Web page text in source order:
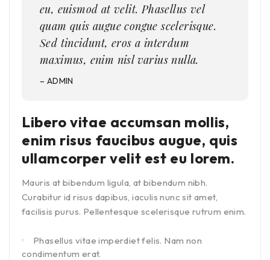
eu, euismod at velit. Phasellus vel
quam quis augue congue scelerisque.
Sed tincidunt, eros a interdum
maximus, enim nisl varius nulla.
– ADMIN
Libero vitae accumsan mollis,
enim risus faucibus augue, quis
ullamcorper velit est eu lorem.
Mauris at bibendum ligula, at bibendum nibh.
Curabitur id risus dapibus, iaculis nunc sit amet,
facilisis purus. Pellentesque scelerisque rutrum enim.
Phasellus vitae imperdiet felis. Nam non
condimentum erat.